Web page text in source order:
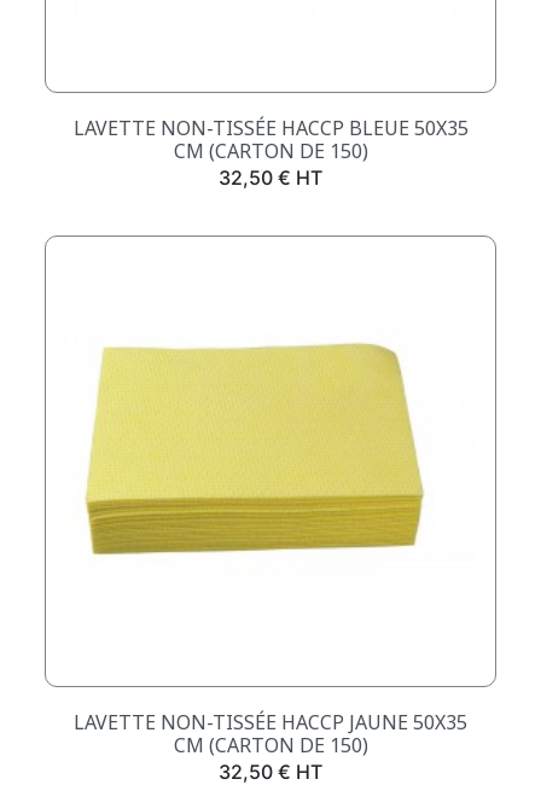
LAVETTE NON-TISSÉE HACCP BLEUE 50X35
CM (CARTON DE 150)
Prix
32,50 € HT
LAVETTE NON-TISSÉE HACCP JAUNE 50X35
CM (CARTON DE 150)
Prix
32,50 € HT